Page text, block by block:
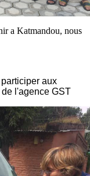
a Katmandou, nous
aux
l'agence GST